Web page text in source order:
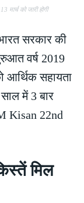
को जारी होगी
सरकार की
वर्ष 2019
सहायता
में 3 बार
Kisan 22nd
मिल